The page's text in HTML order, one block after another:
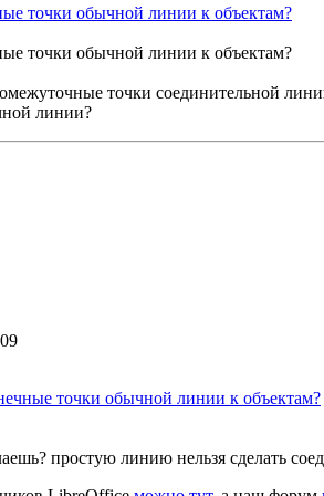
точки обычной линии к объектам?
точки обычной линии к объектам?
точки соединительной
линии?
точки обычной линии к объектам?
простую линию нельзя сделать